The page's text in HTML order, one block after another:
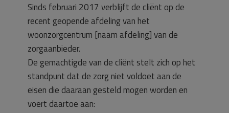
Sinds februari 2017 verblijft de cliënt op de
recent geopende afdeling van het
woonzorgcentrum [naam afdeling] van de
zorgaanbieder.
De gemachtigde van de cliënt stelt zich op het
standpunt dat de zorg niet voldoet aan de
eisen die daaraan gesteld mogen worden en
voert daartoe aan: